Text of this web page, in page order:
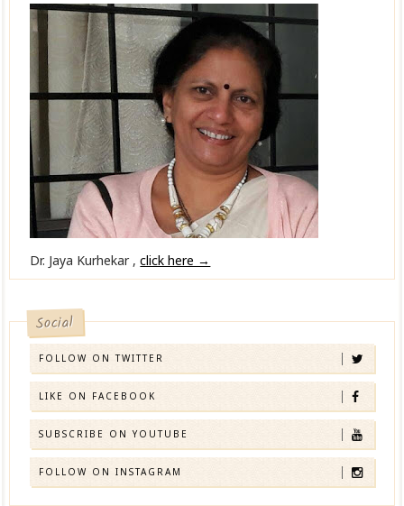
Dr. Jaya Kurhekar ,click here →
Social
FOLLOW ON TWITTER
LIKE ON FACEBOOK
SUBSCRIBE ON YOUTUBE
FOLLOW ON INSTAGRAM